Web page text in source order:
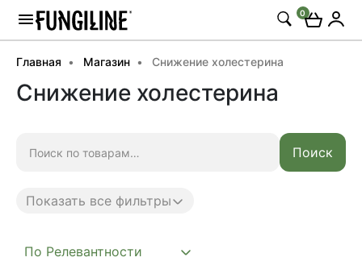
0
Главная Магазин Снижение холестерина
Снижение холестерина
Поиск
Показать все фильтры